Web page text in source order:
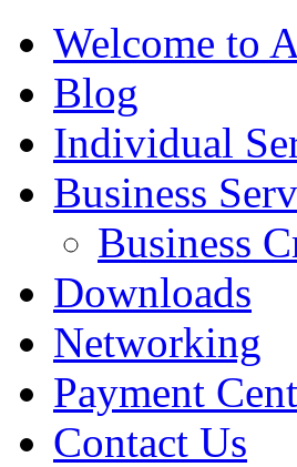
Welcome to
Blog
Individual
Business
Business
Downloads
Networking
Payment
Contact Us